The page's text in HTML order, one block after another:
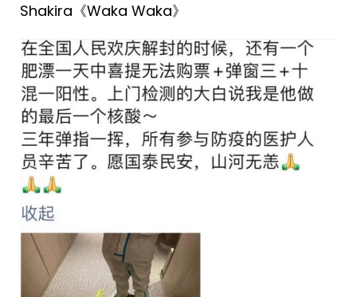
Shakira《Waka Waka》